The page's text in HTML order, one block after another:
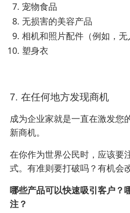
宠物食品
无损害的美容产品
相机和照片配件（例如，无
塑身衣
7. 在任何地方发现商机
成为企业家就是一直在激发您
新商机。
在你作为世界公民时，应该要
式。有准则要打破吗？有机会
哪些产品可以快速吸引客户？
注？